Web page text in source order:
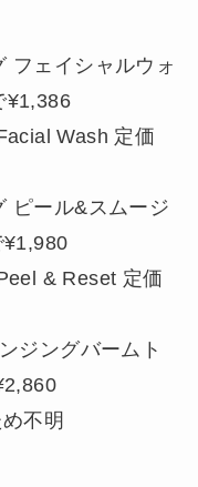
フェイシャルウォ
¥1,386
Wash 定価
ピール&スムージ
& Reset 定価
ジングバームト
不明